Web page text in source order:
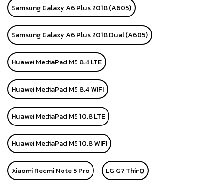
Samsung Galaxy A6 Plus 2018 (A605)
Samsung Galaxy A6 Plus 2018 Dual (A605)
Huawei MediaPad M5 8.4 LTE
Huawei MediaPad M5 8.4 WIFI
Huawei MediaPad M5 10.8 LTE
Huawei MediaPad M5 10.8 WIFI
Xiaomi Redmi Note 5 Pro LG G7 ThinQ